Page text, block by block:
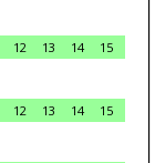
12 13 14
15
12 13 14
15